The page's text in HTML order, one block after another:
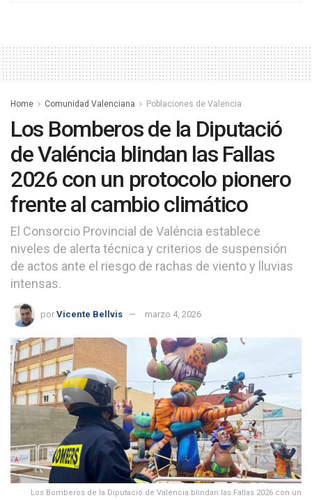
Home Comunidad Valenciana Poblaciones de Valencia
Los Bomberos de la Diputació
de Valéncia blindan las Fallas
2026 con un protocolo pionero
frente al cambio climático
El Consorcio Provincial de Valéncia establece
niveles de alerta técnica y criterios de suspensión
de actos ante el riesgo de rachas de viento y lluvias
intensas.
por Vicente Bellvis marzo 4, 2026
Los Bomberos de la Diputació de Valéncia blindan las Fallas 2026 con un